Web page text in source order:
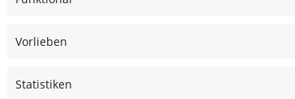
Vorlieben
Statistiken